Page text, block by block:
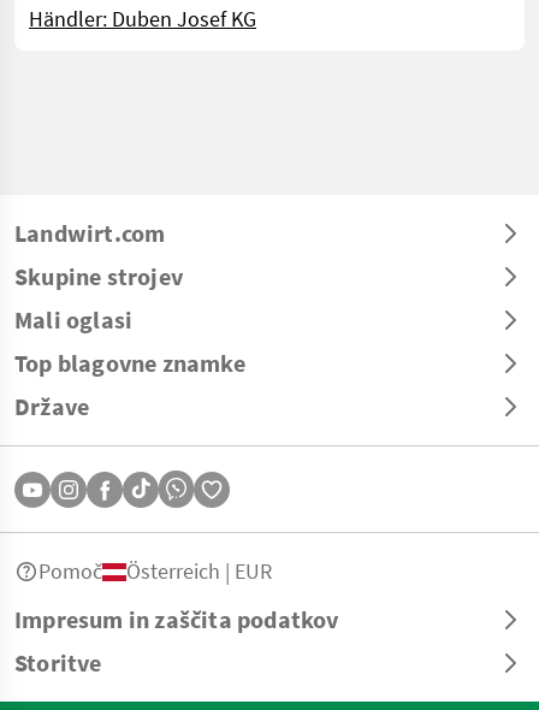
Händler: Duben Josef KG
Landwirt.com
Skupine strojev
Mali oglasi
Top blagovne znamke
Države
Impresum in zaščita podatkov
Storitve
Pomoč Österreich | EUR